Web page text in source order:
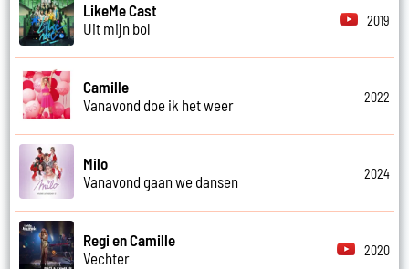
LikeMe Cast
Uit mijn bol
2019
Camille
Vanavond doe ik het weer
2022
Milo
Vanavond gaan we dansen
2024
Regi en Camille
Vechter
2020